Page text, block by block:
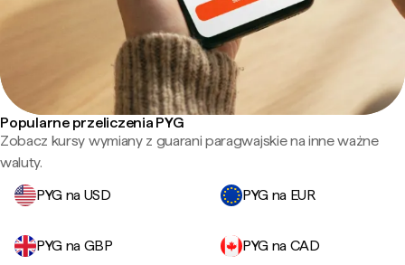
Popularne przeliczenia PYG
Zobacz kursy wymiany z guarani paragwajskie na inne ważne
waluty.
PYG na USD
PYG na EUR
PYG na GBP PYG na CAD